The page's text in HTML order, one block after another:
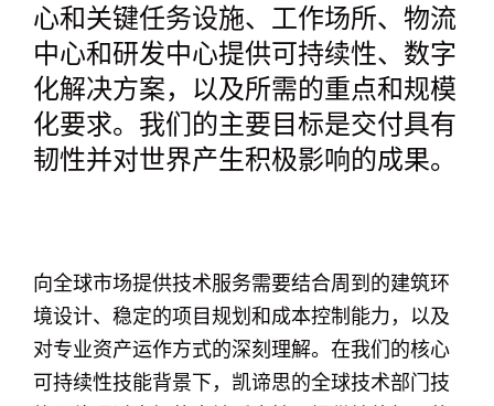
心和关键任务设施、工作场所、物流
中心和研发中心提供可持续性、数字
化解决方案，以及所需的重点和规模
化要求。我们的主要目标是交付具有
韧性并对世界产生积极影响的成果。
向全球市场提供技术服务需要结合周到的建筑环
境设计、稳定的项目规划和成本控制能力，以及
对专业资产运作方式的深刻理解。在我们的核心
可持续性技能背景下，凯谛思的全球技术部门技